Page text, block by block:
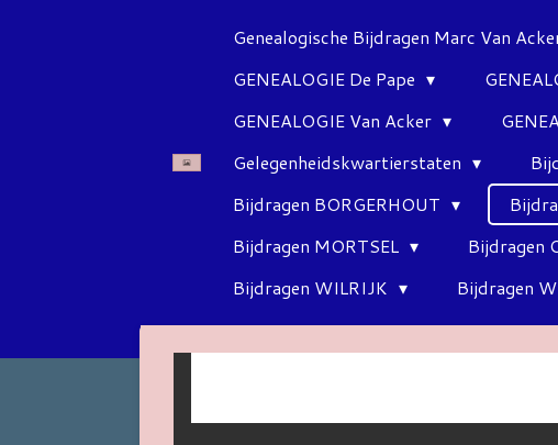
Genealogische Bijdragen Marc Van
GENEALOGIE De Pape
GENEALOGIE Van Acker
Gelegenheidskwartierstaten
Bijdragen BORGERHOUT
Bijdragen MORTSEL
Bijdragen
Bijdragen WILRIJK
Bijdragen